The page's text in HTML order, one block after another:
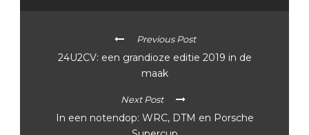
Previous Post
24U2CV: een grandioze editie 2019 in de
maak
Next Post
In een notendop: WRC, DTM en Porsche